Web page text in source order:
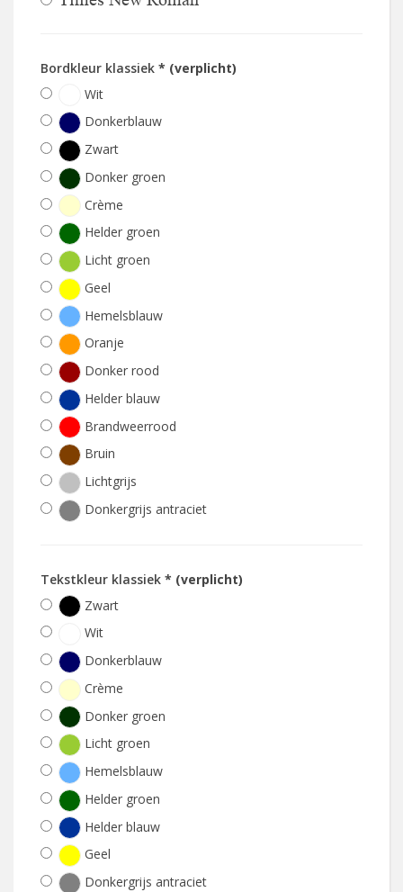
Bordkleur klassiek * (verplicht)
Wit
Donkerblauw
Zwart
Donker groen
Crème
Helder groen
Licht groen
Geel
Hemelsblauw
Oranje
Donker rood
Helder blauw
Brandweerrood
Bruin
Lichtgrijs
Donkergrijs antraciet
Tekstkleur klassiek * (verplicht)
Zwart
Wit
Donkerblauw
Crème
Donker groen
Licht groen
Hemelsblauw
Helder groen
Helder blauw
Geel
Donkergrijs antraciet